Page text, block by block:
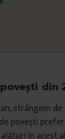
din
strângem
povești